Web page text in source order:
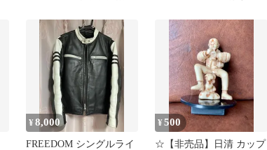
¥8,000
FREEDOM シングルライ
¥500
☆【非売品】日清 カップ